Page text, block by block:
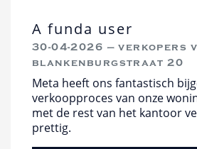
A funda user
30-04-2026 — verkopers
blankenburgstraat 20
Meta heeft ons fantastisch
verkoopproces van onze
met de rest van het kantoor
prettig.